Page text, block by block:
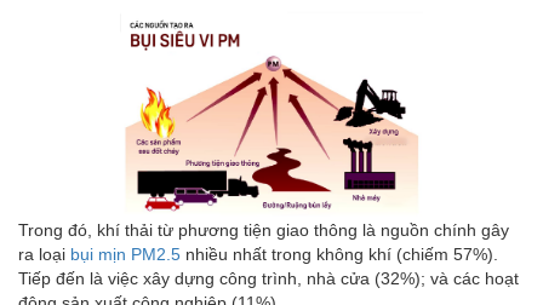
Trong đó, khí thải từ phương tiện giao thông là nguồn chính gây
ra loại bụi mịn PM2.5 nhiều nhất trong không khí (chiếm 57%).
Tiếp đến là việc xây dựng công trình, nhà cửa (32%); và các hoạt